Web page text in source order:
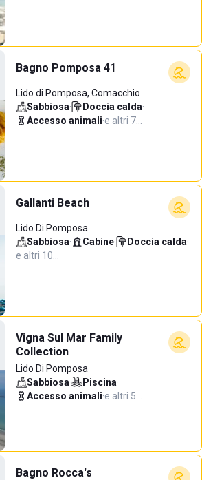
Bagno Pomposa 41
Lido di Pomposa, Comacchio
Sabbiosa· Doccia calda·
Accesso animali·e altri 7…
Gallanti Beach
Lido Di Pomposa
Sabbiosa· Cabine· Doccia calda·
e altri 10…
Vigna Sul Mar Family
Collection
Lido Di Pomposa
Sabbiosa· Piscina·
Accesso animali·e altri 5…
Bagno Rocca's